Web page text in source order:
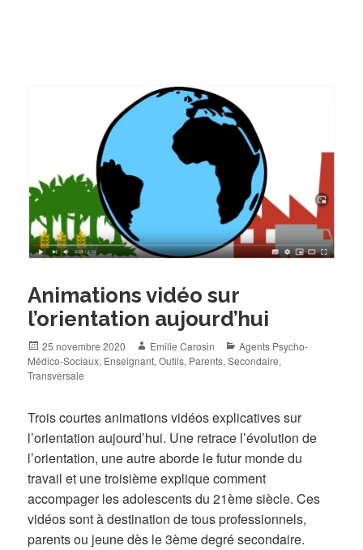
Animations vidéo sur
l’orientation aujourd’hui
Posted
on
25 novembre 2020 Author
Emilie Carosin Categories
Agents Psycho-
Médico-Sociaux, Enseignant,Outils, Parents,Secondaire,
Transversale
Trois courtes animations vidéos explicatives sur
l’orientation aujourd’hui. Une retrace l’évolution de
l’orientation, une autre aborde le futur monde du
travail et une troisième explique comment
accompager les adolescents du 21ème siècle. Ces
vidéos sont à destination de tous professionnels,
parents ou jeune dès le 3ème degré secondaire.